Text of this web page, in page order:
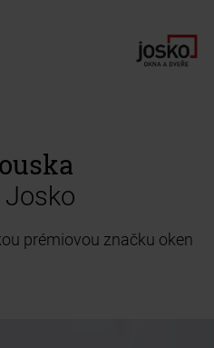
prémiovou značku oken